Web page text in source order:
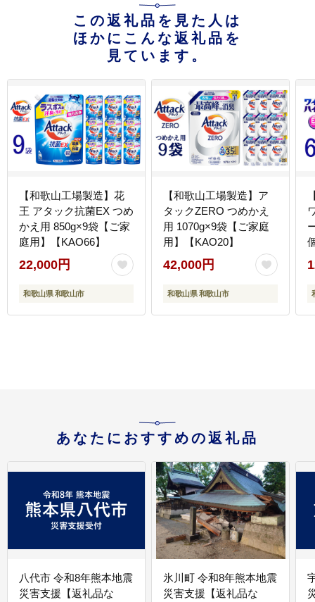
この返礼品を見た人は
ほかにこんな返礼品を
見ています。
【和歌山工場製造】花
王 アタック抗菌EX つめ
かえ用 850g×9袋【ご家
庭用】【KAO66】
22,000円
和歌山県 和歌山市
【和歌山工場製造】ア
タックZERO つめかえ
用 1070g×9袋【ご家庭
用】【KAO20】
42,000円
和歌山県 和歌山市
あなたにおすすめの返礼品
八代市 令和8年熊本地震
災害支援【返礼品な
氷川町 令和8年熊本地震
災害支援【返礼品な